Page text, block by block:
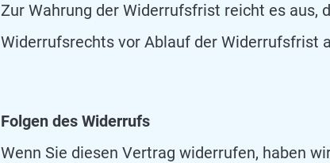
Zur Wahrung der Widerrufsfrist reicht es aus,
Widerrufsrechts vor Ablauf der Widerrufsfrist
Folgen des Widerrufs
Wenn Sie diesen Vertrag widerrufen, haben